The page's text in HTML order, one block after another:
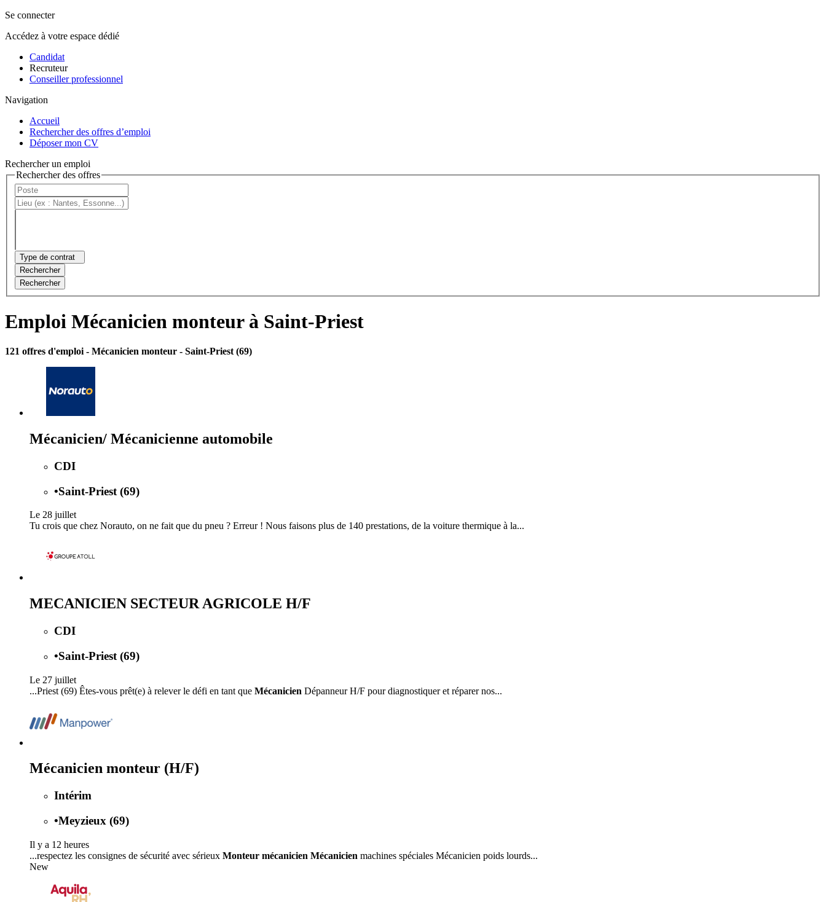
Se connecter
Accédez à votre espace dédié
Candidat
Recruteur
Conseiller professionnel
Navigation
Accueil
Rechercher des offres d’emploi
Déposer mon CV
Rechercher un emploi
Rechercher des offres
Type de contrat
Rechercher
Rechercher
Emploi Mécanicien monteur à Saint-Priest
121 offres d'emploi - Mécanicien monteur - Saint-Priest (69)
Mécanicien/ Mécanicienne automobile
CDI
•Saint-Priest (69)
Le 28 juillet
Tu crois que chez Norauto, on ne fait que du pneu ? Erreur ! Nous faisons plus de 140 prestations, de la voiture thermique à la...
MECANICIEN SECTEUR AGRICOLE H/F
CDI
•Saint-Priest (69)
Le 27 juillet
...Priest (69) Êtes-vous prêt(e) à relever le défi en tant que Mécanicien Dépanneur H/F pour diagnostiquer et réparer nos...
Mécanicien monteur (H/F)
Intérim
•Meyzieux (69)
Il y a 12 heures
...respectez les consignes de sécurité avec sérieux Monteur mécanicien Mécanicien machines spéciales Mécanicien poids lourds...
New